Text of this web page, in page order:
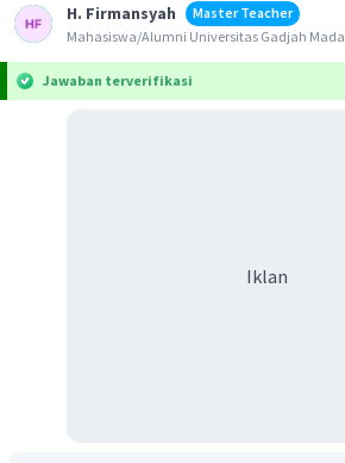
H. Firmansyah
Master Teacher
Mahasiswa/Alumni Universitas Gadjah Mada
Jawaban terverifikasi
Iklan